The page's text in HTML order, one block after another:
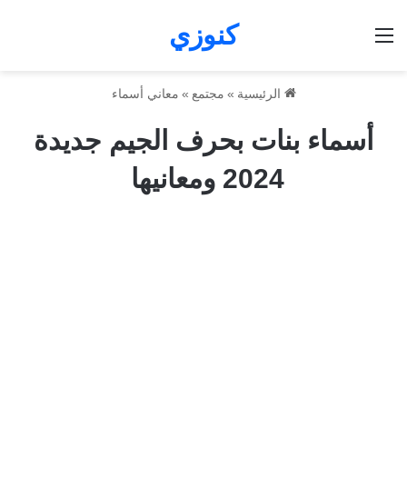
كنوزي
الرئيسية » مجتمع » معاني أسماء
أسماء بنات بحرف الجيم جديدة
2024 ومعانيها